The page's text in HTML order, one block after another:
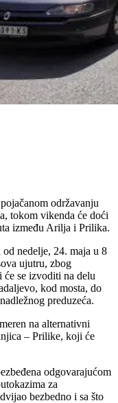
održavanju
tokom vikenda će doći
između Arilja i Prilika.
od nedelje, 24. maja u 8
ujutru, zbog
se izvoditi na delu
kod mosta, do
preduzeća.
na alternativni
– Prilike, koji će
odgovarajućom
za
bezbedno i sa što